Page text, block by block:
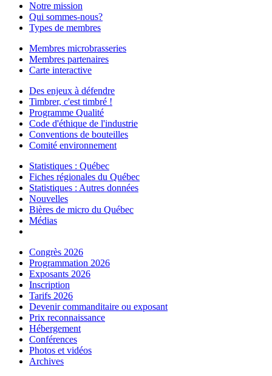
Notre mission
Qui sommes-nous?
Types de membres
Membres microbrasseries
Membres partenaires
Carte interactive
Des enjeux à défendre
Timbrer, c'est timbré !
Programme Qualité
Code d'éthique de l'industrie
Conventions de bouteilles
Comité environnement
Statistiques : Québec
Fiches régionales du Québec
Statistiques : Autres données
Nouvelles
Bières de micro du Québec
Médias
Congrès 2026
Programmation 2026
Exposants 2026
Inscription
Tarifs 2026
Devenir commanditaire ou exposant
Prix reconnaissance
Hébergement
Conférences
Photos et vidéos
Archives